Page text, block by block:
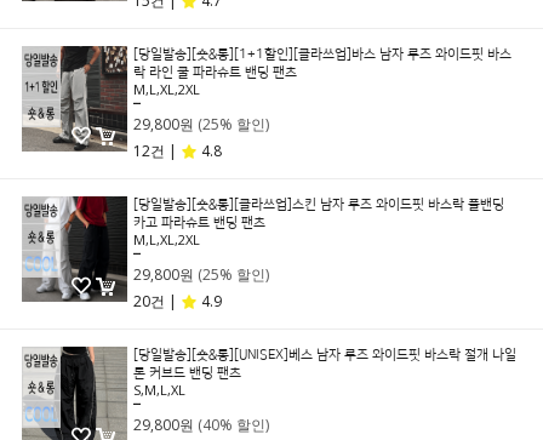
[당일발송][숏&롱][1+1할인][클라쓰업]바스 남자 루즈 와이드핏 바스
락 라인 쿨 파라슈트 밴딩 팬츠
M,L,XL,2XL
29,800원 (25% 할인)
12건 |
4.8
[당일발송][숏&롱][클라쓰업]스킨 남자 루즈 와이드핏 바스락 풀밴딩
카고 파라슈트 밴딩 팬츠
M,L,XL,2XL
29,800원 (25% 할인)
20건 |
4.9
[당일발송][숏&롱][UNISEX]베스 남자 루즈 와이드핏 바스락 절개 나일
론 커브드 밴딩 팬츠
S,M,L,XL
29,800원 (40% 할인)